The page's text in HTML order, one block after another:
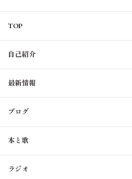
TOP
自己紹介
最新情報
ブログ
本と歌
ラジオ